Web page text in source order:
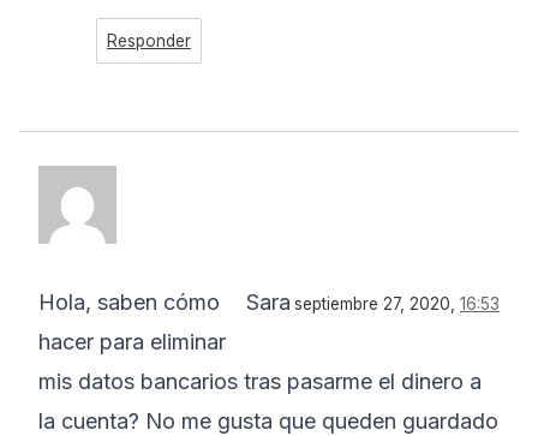
Responder
Sara septiembre 27, 2020, 16:53
Hola, saben cómo
hacer para eliminar
mis datos bancarios tras pasarme el dinero a
la cuenta? No me gusta que queden guardado